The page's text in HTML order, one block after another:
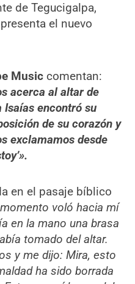
de Tegucigalpa,
presenta el nuevo
Music comentan:
acerca al altar de
encontró su
de su corazón y
exclamamos desde
en el pasaje bíblico
voló hacia mí
en la mano una brasa
tomado del altar.
y me dijo: Mira, esto
ha sido borrada